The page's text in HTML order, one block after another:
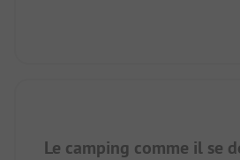
Le camping comme il se